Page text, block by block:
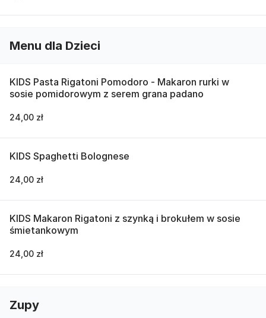
Menu dla Dzieci
KIDS Pasta Rigatoni Pomodoro - Makaron rurki w
sosie pomidorowym z serem grana padano
24,00 zł
KIDS Spaghetti Bolognese
24,00 zł
KIDS Makaron Rigatoni z szynką i brokułem w sosie
śmietankowym
24,00 zł
Zupy